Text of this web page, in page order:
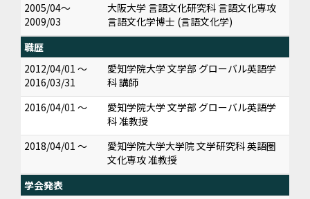
2005/04～
2009/03
大阪大学 言語文化研究科 言語文化専攻
言語文化学博士 (言語文化学)
職歴
2012/04/01 ～
2016/03/31
愛知学院大学 文学部 グローバル英語学
科 講師
2016/04/01 ～
愛知学院大学 文学部 グローバル英語学
科 准教授
2018/04/01 ～
愛知学院大学大学院 文学研究科 英語圏
文化専攻 准教授
学会発表